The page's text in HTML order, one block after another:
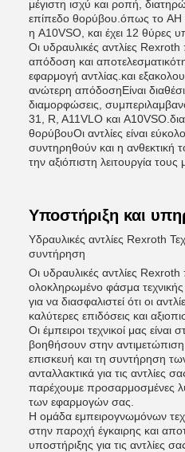
μέγιστη ισχύ και ροπή,
επίπεδο θορύβου.όπως το AΗ
η A10VSO, και έχει 12 θύρες
Οι υδραυλικές αντλίες
απόδοση και
εφαρμογή αντλίας.και
ανώτερη απόδοσηΕίναι
διαμορφώσεις,
31, R, A11VLO και
θορύβουΟι αντλίες είναι
συντηρηθούν και η ανθεκτική
την αξιόπιστη λειτουργία
Υποστήριξη και
Υδραυλικές αντλίες Rexroth
συντήρηση
Οι υδραυλικές αντλίες
ολοκληρωμένο φάσμα
για να διασφαλιστεί ότι οι
καλύτερες επιδόσεις και
Οι έμπειροι τεχνικοί μας
βοηθήσουν στην
επισκευή και τη συντήρηση
ανταλλακτικά για τις αντλίες
παρέχουμε προσαρμοσμένες
των εφαρμογών σας.
Η ομάδα εμπειρογνωμόνων
στην παροχή έγκαιρης και
υποστήριξης για τις αντλίες